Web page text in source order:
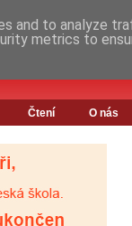
Čtení O nás
and to analyze
metrics to